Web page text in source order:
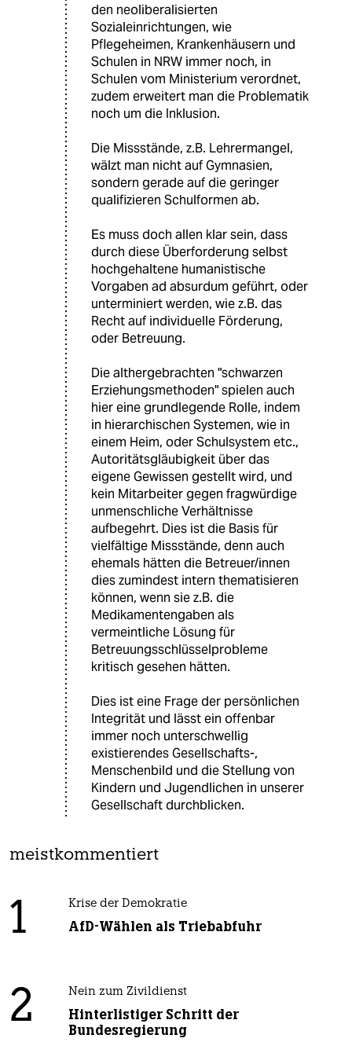
den neoliberalisierten
Sozialeinrichtungen, wie
Pflegeheimen, Krankenhäusern und
Schulen in NRW immer noch, in
Schulen vom Ministerium verordnet,
zudem erweitert man die Problematik
noch um die Inklusion.
Die Missstände, z.B. Lehrermangel,
wälzt man nicht auf Gymnasien,
sondern gerade auf die geringer
qualifizieren Schulformen ab.
Es muss doch allen klar sein, dass
durch diese Überforderung selbst
hochgehaltene humanistische
Vorgaben ad absurdum geführt, oder
unterminiert werden, wie z.B. das
Recht auf individuelle Förderung,
oder Betreuung.
Die althergebrachten "schwarzen
Erziehungsmethoden" spielen auch
hier eine grundlegende Rolle, indem
in hierarchischen Systemen, wie in
einem Heim, oder Schulsystem etc.,
Autoritätsgläubigkeit über das
eigene Gewissen gestellt wird, und
kein Mitarbeiter gegen fragwürdige
unmenschliche Verhältnisse
aufbegehrt. Dies ist die Basis für
vielfältige Missstände, denn auch
ehemals hätten die Betreuer/innen
dies zumindest intern thematisieren
können, wenn sie z.B. die
Medikamentengaben als
vermeintliche Lösung für
Betreuungsschlüsselprobleme
kritisch gesehen hätten.
Dies ist eine Frage der persönlichen
Integrität und lässt ein offenbar
immer noch unterschwellig
existierendes Gesellschafts-,
Menschenbild und die Stellung von
Kindern und Jugendlichen in unserer
Gesellschaft durchblicken.
meistkommentiert
1 Krise der Demokratie
AfD-Wählen als Triebabfuhr
2 Nein zum Zivildienst
Hinterlistiger Schritt der
Bundesregierung